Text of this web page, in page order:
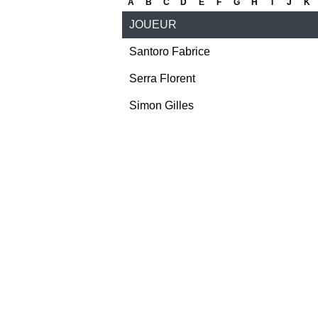
A B C D E F G H J K
JOUEUR
Santoro Fabrice
Serra Florent
Simon Gilles